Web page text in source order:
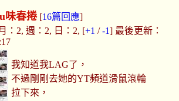
味春捲[16篇回應]
：2, 週：2, 日：2, [+1 /-1] 最後更新：
我知道我LAG了，
不過剛剛去她的YT頻道滑鼠滾輪
拉下來，